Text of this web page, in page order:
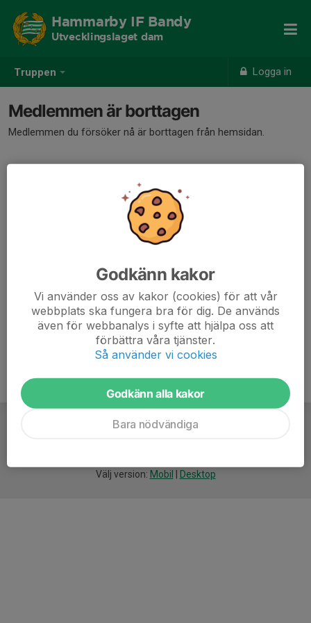
Truppen Logga in
Hammarby IF Bandy
Utvecklingslaget dam
Medlemmen är borttagen
Medlemmen du försöker nå är borttagen från hemsidan.
Välj version: Mobil Desktop
Godkänn kakor
Vi använder oss av kakor (cookies) för att vår
webbplats ska fungera bra för dig. De används
även för webbanalys i syfte att hjälpa oss att
förbättra våra tjänster.
Så använder vi cookies
Godkänn alla kakor
Bara nödvändiga